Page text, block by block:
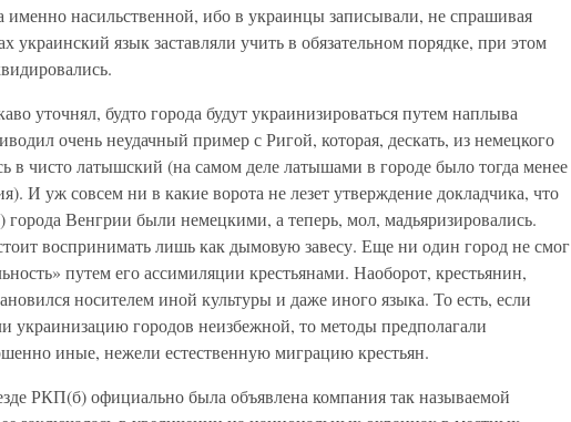
именно насильственной, ибо в украинцы записывали, не спрашивая
украинский язык заставляли учить в обязательном порядке, при этом
уточнял, будто города будут украинизироваться путем наплыва
очень неудачный пример с Ригой, которая, дескать, из немецкого
в чисто латышский (на самом деле латышами в городе было тогда менее
И уж совсем ни в какие ворота не лезет утверждение докладчика, что
города Венгрии были немецкими, а теперь, мол, мадьяризировались.
воспринимать лишь как дымовую завесу. Еще ни один город не смог
путем его ассимиляции крестьянами. Наоборот, крестьянин,
носителем иной культуры и даже иного языка. То есть, если
украинизацию городов неизбежной, то методы предполагали
иные, нежели естественную миграцию крестьян.
РКП(б) официально была объявлена компания так называемой